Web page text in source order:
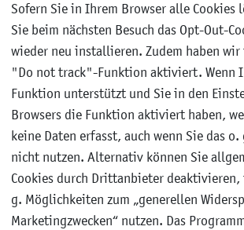
Sofern Sie in Ihrem Browser alle Cookies
Sie beim nächsten Besuch das Opt-Out-
wieder neu installieren. Zudem haben
"Do not track"-Funktion aktiviert. Wenn
Funktion unterstützt und Sie in den
Browsers die Funktion aktiviert haben,
keine Daten erfasst, auch wenn Sie das
nicht nutzen. Alternativ können Sie
Cookies durch Drittanbieter deaktivieren,
g. Möglichkeiten zum „generellen
Marketingzwecken“ nutzen. Das